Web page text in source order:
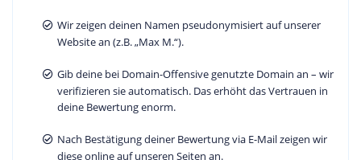
Wir zeigen deinen Namen pseudonymisiert auf unserer
Website an (z.B. „Max M.“).
Gib deine bei Domain-Offensive genutzte Domain an – wir
verifizieren sie automatisch. Das erhöht das Vertrauen in
deine Bewertung enorm.
Nach Bestätigung deiner Bewertung via E-Mail zeigen wir
diese online auf unseren Seiten an.